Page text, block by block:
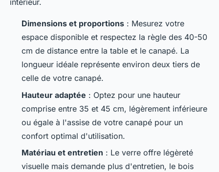
intérieur.
Dimensions et proportions : Mesurez votre
espace disponible et respectez la règle des 40-50
cm de distance entre la table et le canapé. La
longueur idéale représente environ deux tiers de
celle de votre canapé.
Hauteur adaptée : Optez pour une hauteur
comprise entre 35 et 45 cm, légèrement inférieure
ou égale à l'assise de votre canapé pour un
confort optimal d'utilisation.
Matériau et entretien : Le verre offre légèreté
visuelle mais demande plus d'entretien, le bois